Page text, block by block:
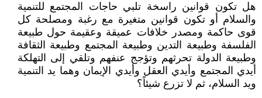
هل تكون قوانين راسخة تلبي حاجات المجتمع للتنمية
والسلام أو تكون قوانين متغيرة مع رغبة ومصلحة كل
قوى حاكمة ومصدر خلافات عميقة وعقيمة حول طبيعة
الفلسفة وطبيعة التدين وطبيعة المجتمع وطبيعة الثقافة
وطبيعة الدولة تحرثهم وتؤجج عنفهم وتلقي إلى التهلكة
أيدي المجتمع وأيدي العقل وأيدي الإيمان وهما يد التنمية
ويد السلام، ثم لا تزرع شيئاً؟